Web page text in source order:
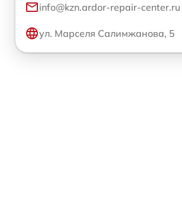
info@kzn.ardor-repair-center.ru
ул. Марселя Салимжанова, 5